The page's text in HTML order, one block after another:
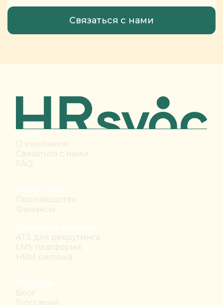
О компании
Связаться с нами
FAQ
Производство
Финансы
ATS для рекрутинга
LMS платформа
HRM система
Блог
Глоссарий